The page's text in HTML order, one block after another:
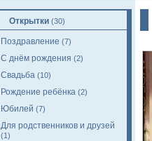
Открытки (30)
Поздравление (7)
С днём рождения (2)
Свадьба (10)
Рождение ребёнка (2)
Юбилей (7)
Для родственников и друзей
(1)